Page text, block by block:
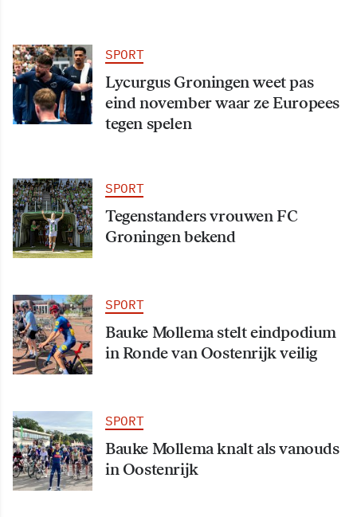
SPORT
Lycurgus Groningen weet pas
eind november waar ze Europees
tegen spelen
SPORT
Tegenstanders vrouwen FC
Groningen bekend
SPORT
Bauke Mollema stelt eindpodium
in Ronde van Oostenrijk veilig
SPORT
Bauke Mollema knalt als vanouds
in Oostenrijk